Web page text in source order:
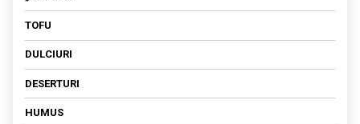
TOFU
DULCIURI
DESERTURI
HUMUS